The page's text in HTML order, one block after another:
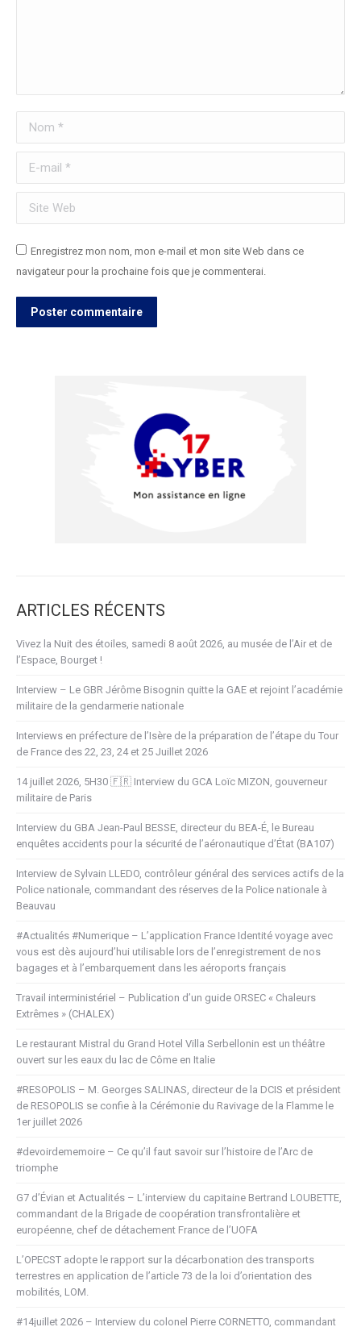
Nom *
E-mail *
Site Web
Enregistrez mon nom, mon e-mail et mon site Web dans ce
navigateur pour la prochaine fois que je commenterai.
Poster commentaire
ARTICLES RÉCENTS
Vivez la Nuit des étoiles, samedi 8 août 2026, au musée de l’Air et de
l’Espace, Bourget !
Interview – Le GBR Jérôme Bisognin quitte la GAE et rejoint l’académie
militaire de la gendarmerie nationale
Interviews en préfecture de l’Isère de la préparation de l’étape du Tour
de France des 22, 23, 24 et 25 Juillet 2026
14 juillet 2026, 5H30 🇫🇷 Interview du GCA Loïc MIZON, gouverneur
militaire de Paris
Interview du GBA Jean-Paul BESSE, directeur du BEA-É, le Bureau
enquêtes accidents pour la sécurité de l’aéronautique d’État (BA107)
Interview de Sylvain LLEDO, contrôleur général des services actifs de la
Police nationale, commandant des réserves de la Police nationale à
Beauvau
#Actualités #Numerique – L’application France Identité voyage avec
vous est dès aujourd’hui utilisable lors de l’enregistrement de nos
bagages et à l’embarquement dans les aéroports français
Travail interministériel – Publication d’un guide ORSEC « Chaleurs
Extrêmes » (CHALEX)
Le restaurant Mistral du Grand Hotel Villa Serbellonin est un théâtre
ouvert sur les eaux du lac de Côme en Italie
#RESOPOLIS – M. Georges SALINAS, directeur de la DCIS et président
de RESOPOLIS se confie à la Cérémonie du Ravivage de la Flamme le
1er juillet 2026
#devoirdememoire – Ce qu’il faut savoir sur l’histoire de l’Arc de
triomphe
G7 d’Évian et Actualités – L’interview du capitaine Bertrand LOUBETTE,
commandant de la Brigade de coopération transfrontalière et
européenne, chef de détachement France de l’UOFA
L’OPECST adopte le rapport sur la décarbonation des transports
terrestres en application de l’article 73 de la loi d’orientation des
mobilités, LOM.
#14juillet 2026 – Interview du colonel Pierre CORNETTO, commandant